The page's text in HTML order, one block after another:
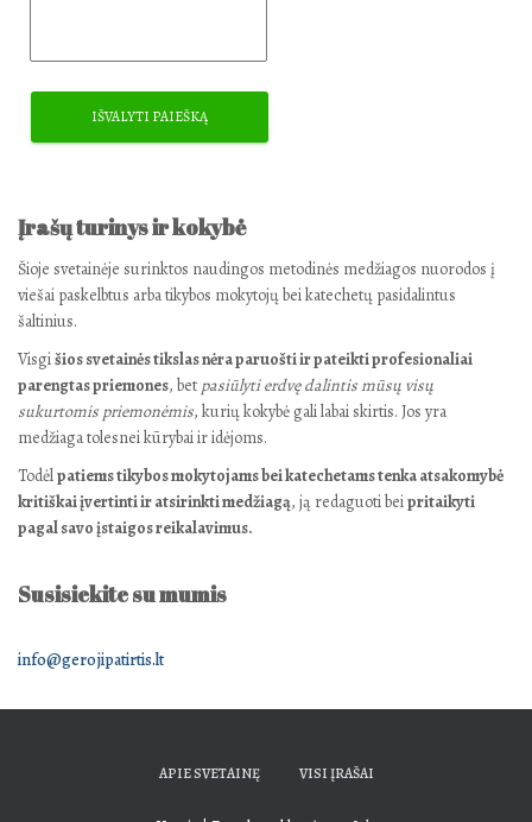
Įrašų turinys ir kokybė
Šioje svetainėje surinktos naudingos metodinės medžiagos nuorodos į
viešai paskelbtus arba tikybos mokytojų bei katechetų pasidalintus
šaltinius.
Visgišios svetainės tikslas nėra paruošti ir pateikti profesionaliai
parengtas priemones, bet pasiūlyti erdvę dalintis mūsų visų
sukurtomis priemonėmis, kurių kokybė gali labai skirtis. Jos yra
medžiaga tolesnei kūrybai ir idėjoms.
Todėlpatiems tikybos mokytojams bei katechetams tenka atsakomybė
kritiškai įvertinti ir atsirinkti medžiagą, ją redaguoti beipritaikyti
pagal savo įstaigos reikalavimus.
Susisiekite su mumis
info@gerojipatirtis.lt
APIE SVETAINĘ VISI ĮRAŠAI